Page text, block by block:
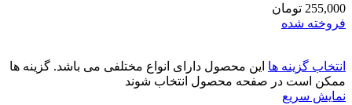
255,000 تومان
فروخته شده
انتخاب گزینه ها این محصول دارای انواع مختلفی می باشد. گزینه ها
ممکن است در صفحه محصول انتخاب شوند
نمایش سریع